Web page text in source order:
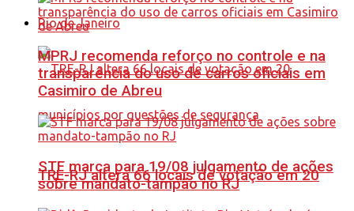
Rio de Janeiro
TRE-RJ altera 66 locais de votação em 20
MPRJ recomenda reforço no controle e na
transparência do uso de carros oficiais em
Casimiro de Abreu
STF marca para 19/08 julgamento de ações
sobre mandato-tampão no RJ